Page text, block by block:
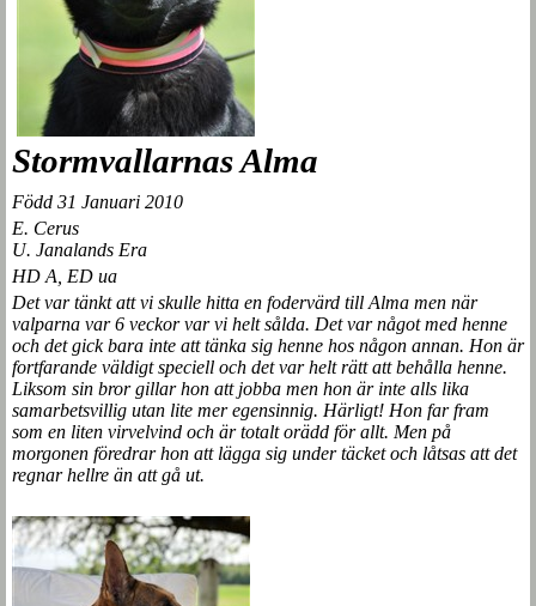
Stormvallarnas Alma
Född 31 Januari 2010
E. Cerus
U. Janalands Era
HD A, ED ua
Det var tänkt att vi skulle hitta en fodervärd till Alma men när
valparna var 6 veckor var vi helt sålda. Det var något med henne
och det gick bara inte att tänka sig henne hos någon annan. Hon är
fortfarande väldigt speciell och det var helt rätt att behålla henne.
Liksom sin bror gillar hon att jobba men hon är inte alls lika
samarbetsvillig utan lite mer egensinnig. Härligt! Hon far fram
som en liten virvelvind och är totalt orädd för allt. Men på
morgonen föredrar hon att lägga sig under täcket och låtsas att det
regnar hellre än att gå ut.